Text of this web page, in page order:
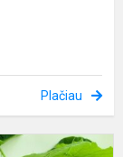
Plačiau